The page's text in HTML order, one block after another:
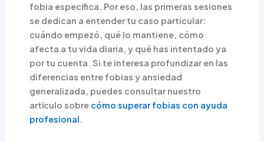
fobia específica. Por eso, las primeras sesiones
se dedican a entender tu caso particular:
cuándo empezó, qué lo mantiene, cómo
afecta a tu vida diaria, y qué has intentado ya
por tu cuenta. Si te interesa profundizar en las
diferencias entre fobias y ansiedad
generalizada, puedes consultar nuestro
artículo sobre cómo superar fobias con ayuda
profesional.